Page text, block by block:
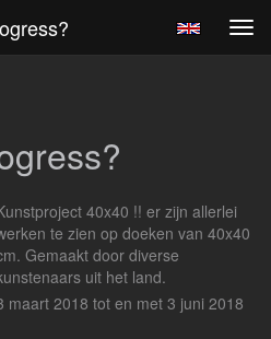
40x40 !! er zijn allerlei
te zien op doeken van 40x40
Gemaakt door diverse
uit het land.
maart 2018 tot en met 3 juni 2018